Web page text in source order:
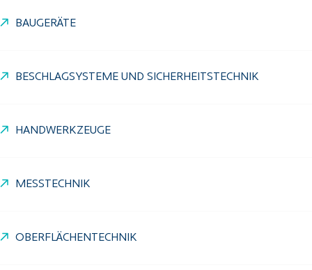
BAUGERÄTE
BESCHLAGSYSTEME UND SICHERHEITSTECHNIK
HANDWERKZEUGE
MESSTECHNIK
OBERFLÄCHENTECHNIK